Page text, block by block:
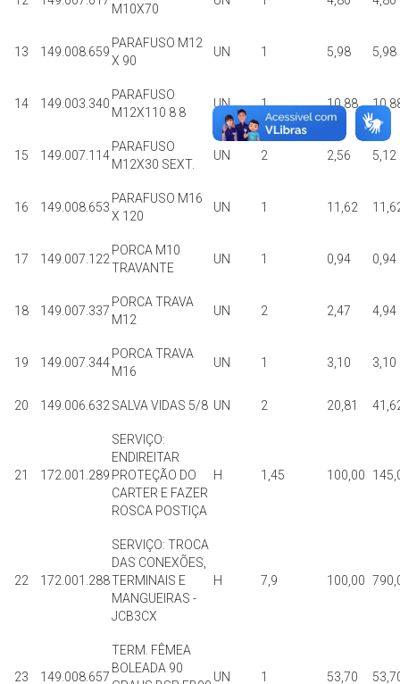
M10X70
13 149.008.659
PARAFUSO M12
X 90
UN 1 5,98 5,98
14 149.003.340
PARAFUSO
M12X110 8 8
UN 1 10,88
15 149.007.114
PARAFUSO
M12X30 SEXT.
UN 2 2,56 5,12
16 149.008.653
PARAFUSO M16
X 120
UN 1 11,62
17 149.007.122
PORCA M10
TRAVANTE
UN 1 0,94 0,94
18 149.007.337
PORCA TRAVA
M12
UN 2 2,47 4,94
19 149.007.344
PORCA TRAVA
M16
UN 1 3,10 3,10
20 149.006.632SALVA VIDAS 5/8 UN 2 20,81
21 172.001.289
SERVIÇO:
ENDIREITAR
PROTEÇÃO DO
CARTER E FAZER
ROSCA POSTIÇA
H 1,45 100,00
22 172.001.288
SERVIÇO: TROCA
DAS CONEXÕES,
TERMINAIS E
MANGUEIRAS -
JCB3CX
H 7,9 100,00
23 149.008.657
TERM. FÊMEA
BOLEADA 90
UN 1 53,70